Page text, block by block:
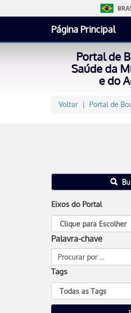
Página Principal
Portal de
Saúde da
e do
Voltar Portal de
Eixos do Portal
Palavra-chave
Tags